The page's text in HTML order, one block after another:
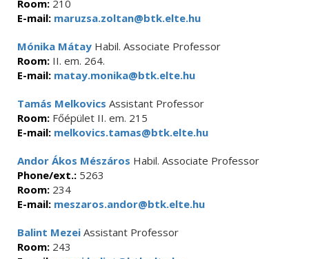
Room: 210
E-mail: maruzsa.zoltan@btk.elte.hu
Mónika Mátay Habil. Associate Professor
Room: II. em. 264.
E-mail: matay.monika@btk.elte.hu
Tamás Melkovics Assistant Professor
Room: Főépület II. em. 215
E-mail: melkovics.tamas@btk.elte.hu
Andor Ákos Mészáros Habil. Associate Professor
Phone/ext.: 5263
Room: 234
E-mail: meszaros.andor@btk.elte.hu
Balint Mezei Assistant Professor
Room: 243